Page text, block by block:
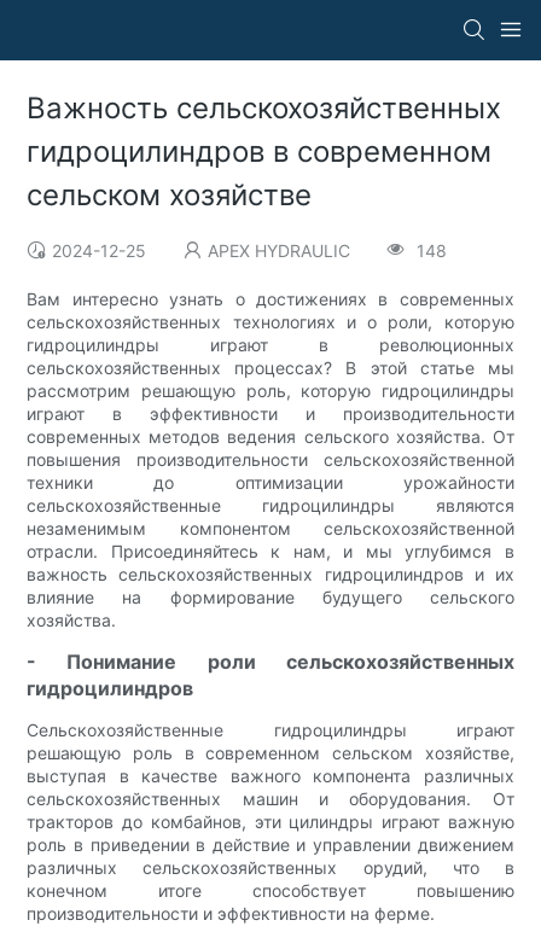
Важность сельскохозяйственных
гидроцилиндров в современном
сельском хозяйстве
2024-12-25 APEX HYDRAULIC 148
Вам интересно узнать о достижениях в современных
сельскохозяйственных технологиях и о роли, которую
гидроцилиндры играют в революционных
сельскохозяйственных процессах? В этой статье мы
рассмотрим решающую роль, которую гидроцилиндры
играют в эффективности и производительности
современных методов ведения сельского хозяйства. От
повышения производительности сельскохозяйственной
техники до оптимизации урожайности
сельскохозяйственные гидроцилиндры являются
незаменимым компонентом сельскохозяйственной
отрасли. Присоединяйтесь к нам, и мы углубимся в
важность сельскохозяйственных гидроцилиндров и их
влияние на формирование будущего сельского
хозяйства.
- Понимание роли сельскохозяйственных
гидроцилиндров
Сельскохозяйственные гидроцилиндры играют
решающую роль в современном сельском хозяйстве,
выступая в качестве важного компонента различных
сельскохозяйственных машин и оборудования. От
тракторов до комбайнов, эти цилиндры играют важную
роль в приведении в действие и управлении движением
различных сельскохозяйственных орудий, что в
конечном итоге способствует повышению
производительности и эффективности на ферме.